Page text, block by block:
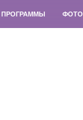
ФОТО